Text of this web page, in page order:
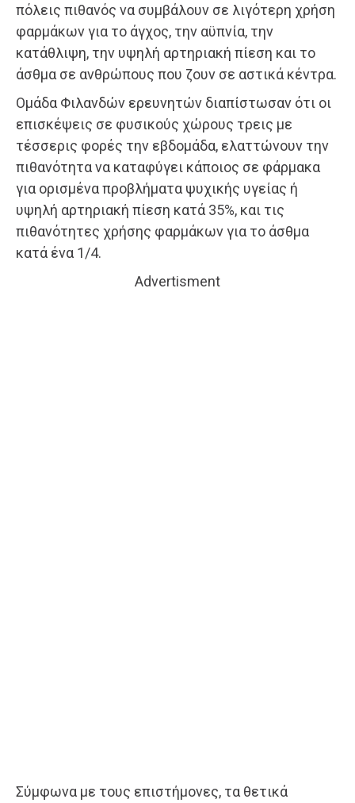
πόλεις πιθανός να συμβάλουν σε λιγότερη χρήση
φαρμάκων για το άγχος, την αϋπνία, την
κατάθλιψη, την υψηλή αρτηριακή πίεση και το
άσθμα σε ανθρώπους που ζουν σε αστικά κέντρα.
Ομάδα Φιλανδών ερευνητών διαπίστωσαν ότι οι
επισκέψεις σε φυσικούς χώρους τρεις με
τέσσερις φορές την εβδομάδα, ελαττώνουν την
πιθανότητα να καταφύγει κάποιος σε φάρμακα
για ορισμένα προβλήματα ψυχικής υγείας ή
υψηλή αρτηριακή πίεση κατά 35%, και τις
πιθανότητες χρήσης φαρμάκων για το άσθμα
κατά ένα 1/4.
Advertisment
Σύμφωνα με τους επιστήμονες, τα θετικά